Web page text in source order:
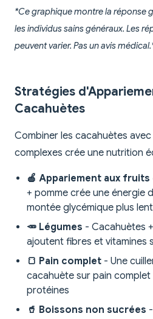
*Ce graphique montre la réponse
les individus sains généraux. Les
peuvent varier. Pas un avis
Stratégies
Cacahuètes
Combiner les cacahuètes
complexes crée une nutrition
🍎 Appariement aux
+ pomme crée une énergie
montée glycémique plus
🥕 Légumes - Cacahuètes
ajoutent fibres et vitamines
🍞 Pain complet - Une
cacahuète sur pain
protéines
🥤 Boissons non sucrées